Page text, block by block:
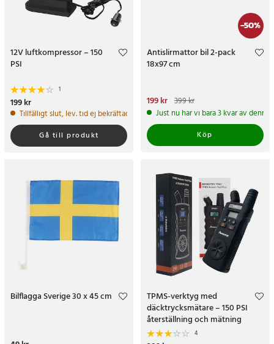
12V luftkompressor – 150
PSI
1
Pris:199 kr
199 kr
Tillfälligt slut, lev. tid ej bekräftad.
Gå till produkt
-50%
Antislirmattor bil 2-pack
18x97 cm
Nuvarande pris
pris:399 kr
199 kr 399 kr
Just nu har vi bara 3 kvar av denna
Köp
Bilflagga Sverige 30 x 45 cm
TPMS-verktyg med
däcktrycksmätare – 150 PSI
återställning och mätning
4